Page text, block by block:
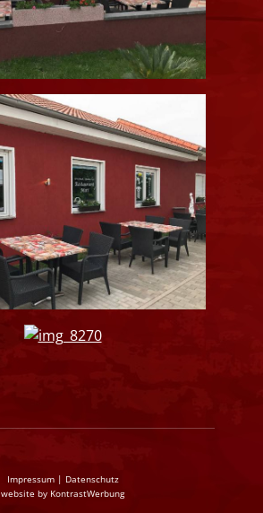
Impressum| Datenschutz
website by KontrastWerbung